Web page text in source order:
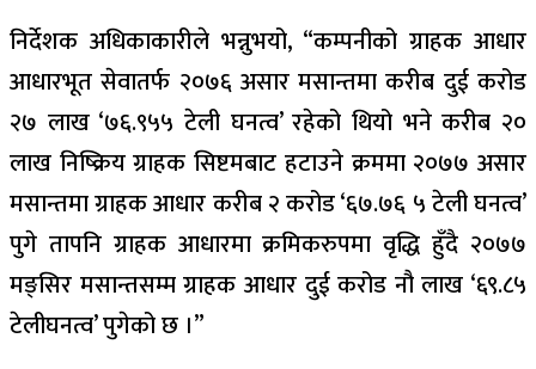
निर्देशक अधिकाकारीले भन्नुभयो, “कम्पनीको ग्राहक आधार
आधारभूत सेवातर्फ २०७६ असार मसान्तमा करीब दुई करोड
२७ लाख ‘७६.९५५ टेली घनत्व’ रहेको थियो भने करीब २०
लाख निष्क्रिय ग्राहक सिष्टमबाट हटाउने क्रममा २०७७ असार
मसान्तमा ग्राहक आधार करीब २ करोड ‘६७.७६ ५ टेली घनत्व’
पुगे तापनि ग्राहक आधारमा क्रमिकरुपमा वृद्धि हुँदै २०७७
मङ्सिर मसान्तसम्म ग्राहक आधार दुई करोड नौ लाख ‘६९.८५
टेलीघनत्व’ पुगेको छ ।”